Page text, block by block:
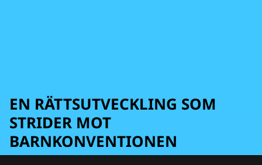
EN RÄTTSUTVECKLING SOM
STRIDER MOT
BARNKONVENTIONEN